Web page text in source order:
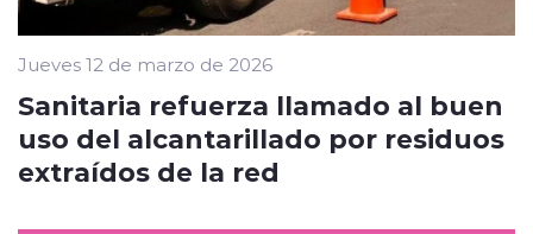
Jueves 12 de marzo de 2026
Sanitaria refuerza llamado al buen
uso del alcantarillado por residuos
extraídos de la red